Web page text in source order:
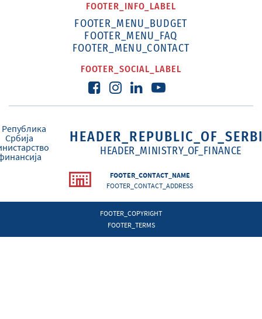
FOOTER_INFO_LABEL
FOOTER_MENU_BUDGET
FOOTER_MENU_FAQ
FOOTER_MENU_CONTACT
FOOTER_SOCIAL_LABEL
HEADER_MINISTRY_OF_FINANCE
FOOTER_CONTACT_NAME
FOOTER_CONTACT_ADDRESS
FOOTER_COPYRIGHT
FOOTER_TERMS